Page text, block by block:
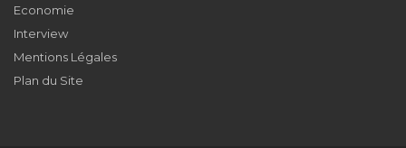
Economie
Interview
Mentions Légales
Plan du Site